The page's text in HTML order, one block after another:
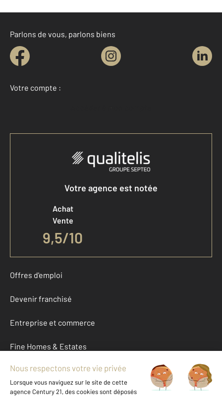
Parlons de vous, parlons biens
Votre compte :
Accéder à mon compte
Votre agence est notée
Achat
Vente
9,5/10
Offres d'emploi
Devenir franchisé
Entreprise et commerce
Fine Homes & Estates
À propos
International